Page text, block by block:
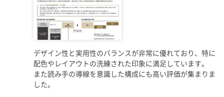
デザイン性と実用性のバランスが非常に優れており、特に
配色やレイアウトの洗練された印象に満足しています。
また読み手の導線を意識した構成にも高い評価が集まりま
した。